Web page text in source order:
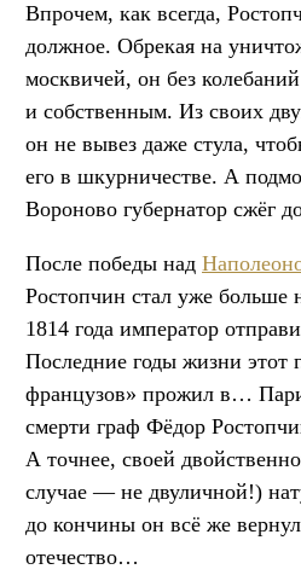
Впрочем, как всегда,
должное. Обрекая на
москвичей, он без
и собственным. Из своих
он не вывез даже стула,
его в шкурничестве. А
Вороново губернатор сжёг
После победы над
Ростопчин стал уже
1814 года император
Последние годы жизни этот
французов» прожил в…
смерти граф Фёдор
А точнее, своей
случае — не двуличной!)
до кончины он всё же
отечество…